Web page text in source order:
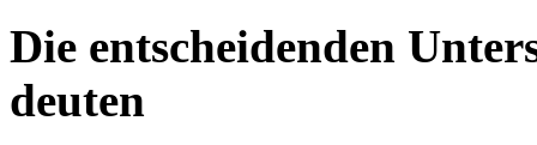
Die entscheidenden
deuten